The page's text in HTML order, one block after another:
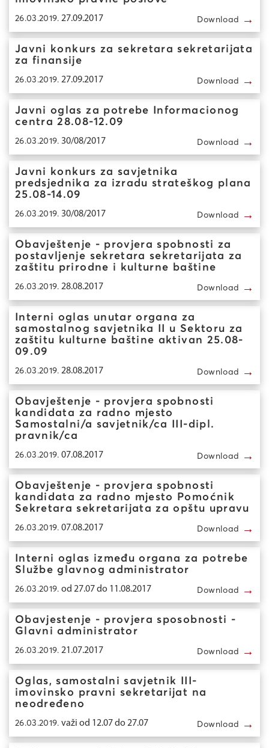
26.03.2019. Download →
27.09.2017
Javni konkurs za sekretara sekretarijata
za finansije
26.03.2019. Download →
27.09.2017
Javni oglas za potrebe Informacionog
centra 28.08-12.09
26.03.2019. Download →
30/08/2017
Javni konkurs za savjetnika
predsjednika za izradu strateškog plana
25.08-14.09
26.03.2019. Download →
30/08/2017
Obavještenje - provjera spobnosti za
postavljenje sekretara sekretarijata za
zaštitu prirodne i kulturne baštine
26.03.2019. Download →
28.08.2017
Interni oglas unutar organa za
samostalnog savjetnika II u Sektoru za
zaštitu kulturne baštine aktivan 25.08-
09.09
26.03.2019. Download →
28.08.2017
Obavještenje - provjera spobnosti
kandidata za radno mjesto
Samostalni/a savjetnik/ca III-dipl.
pravnik/ca
26.03.2019. Download →
07.08.2017
Obavještenje - provjera spobnosti
kandidata za radno mjesto Pomoćnik
Sekretara sekretarijata za opštu upravu
26.03.2019. Download →
07.08.2017
Interni oglas između organa za potrebe
Službe glavnog administrator
26.03.2019. Download →
od 27.07 do 11.08.2017
Obavjestenje - provjera sposobnosti -
Glavni administrator
26.03.2019. Download →
21.07.2017
Oglas, samostalni savjetnik III-
imovinsko pravni sekretarijat na
neodređeno
26.03.2019. Download →
važi od 12.07 do 27.07